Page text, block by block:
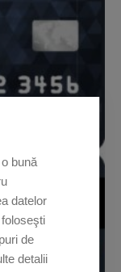
bună
datelor
de
detalii